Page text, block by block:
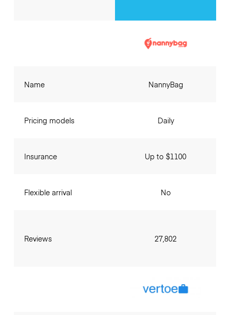
Name
Pricing models
Insurance
Flexible arrival
Reviews
NannyBag
Daily
Up to $1100
No
27,802